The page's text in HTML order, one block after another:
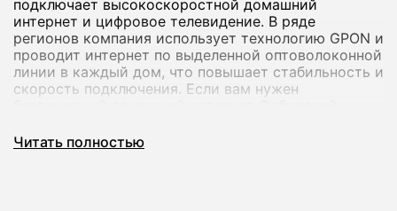
подключает высокоскоростной домашний
интернет и цифровое телевидение. В ряде
регионов компания использует технологию GPON и
проводит интернет по выделенной оптоволоконной
линии в каждый дом, что повышает стабильность и
скорость подключения. Если вам нужен
дополнительные опции, вы можете оформить
Читать полностью